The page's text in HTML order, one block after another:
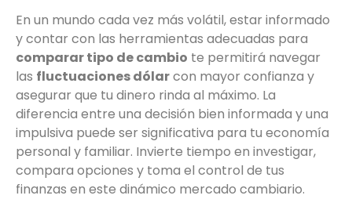
En un mundo cada vez más volátil, estar informado
y contar con las herramientas adecuadas para
comparar tipo de cambio te permitirá navegar
las fluctuaciones dólarcon mayor confianza y
asegurar que tu dinero rinda al máximo. La
diferencia entre una decisión bien informada y una
impulsiva puede ser significativa para tu economía
personal y familiar. Invierte tiempo en investigar,
compara opciones y toma el control de tus
finanzas en este dinámico mercado cambiario.